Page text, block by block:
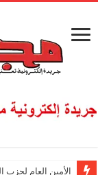
الأمين العام